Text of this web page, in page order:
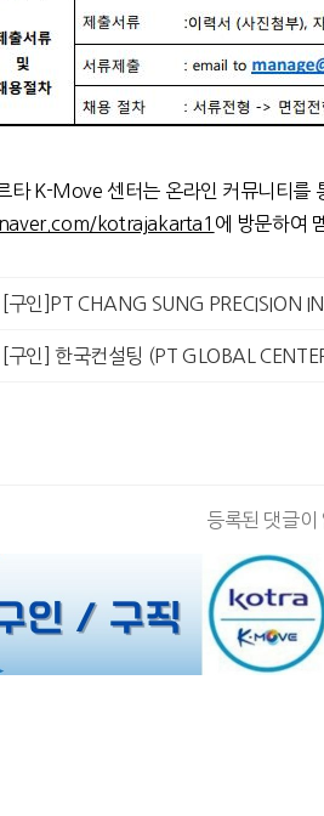
타 K-Move 센터는 온라인 커뮤니티를
kotrajakarta1 에 방문하여
[구인]PT CHANG SUNG PRECISION
[구인] 한국컨설팅 (PT GLOBAL
등록된 댓글이